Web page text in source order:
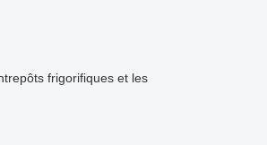
frigorifiques et les